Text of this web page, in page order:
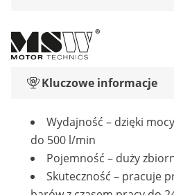
Kluczowe informacje
Wydajność – dzięki
do 500 l/min
Pojemność – duży
Skuteczność – pracuje